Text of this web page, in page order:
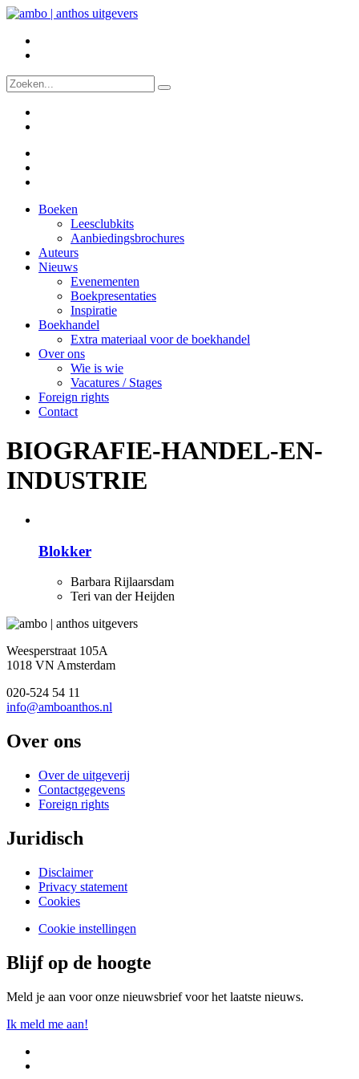
Boeken
Leesclubkits
Aanbiedingsbrochures
Auteurs
Nieuws
Evenementen
Boekpresentaties
Inspiratie
Boekhandel
Extra materiaal voor de boekhandel
Over ons
Wie is wie
Vacatures / Stages
Foreign rights
Contact
BIOGRAFIE-HANDEL-EN-
INDUSTRIE
Blokker
Barbara Rijlaarsdam
Teri van der Heijden
Weesperstraat 105A
1018 VN Amsterdam
020-524 54 11
info@amboanthos.nl
Over ons
Over de uitgeverij
Contactgegevens
Foreign rights
Juridisch
Disclaimer
Privacy statement
Cookies
Cookie instellingen
Blijf op de hoogte
Meld je aan voor onze nieuwsbrief voor het laatste nieuws.
Ik meld me aan!